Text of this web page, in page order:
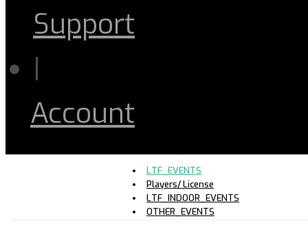
Support
|
Account
LTF_EVENTS
Players/ License
LTF_INDOOR_EVENTS
OTHER_EVENTS